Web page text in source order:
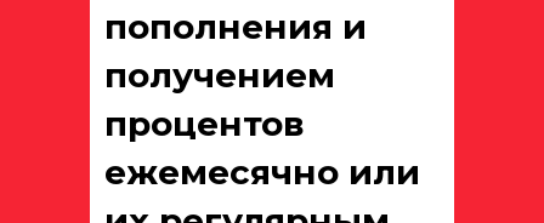
пополнения и
получением
процентов
ежемесячно или